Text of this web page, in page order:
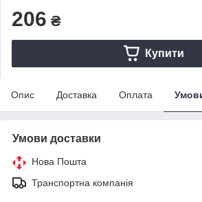
206 ₴
Купити
Опис Доставка Оплата
Умови доставки
Нова Пошта
Транспортна компанія